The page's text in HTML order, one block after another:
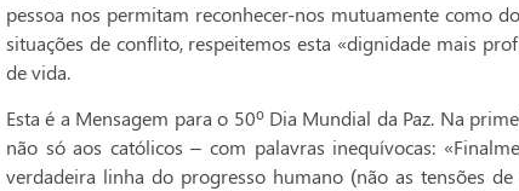
pessoa nos permitam reconhecer-nos mutuamente como
situações de conflito, respeitemos esta «dignidade mais
de vida.
Esta é a Mensagem para o 50º Dia Mundial da Paz. Na
não só aos católicos – com palavras inequívocas:
verdadeira linha do progresso humano (não as tensões